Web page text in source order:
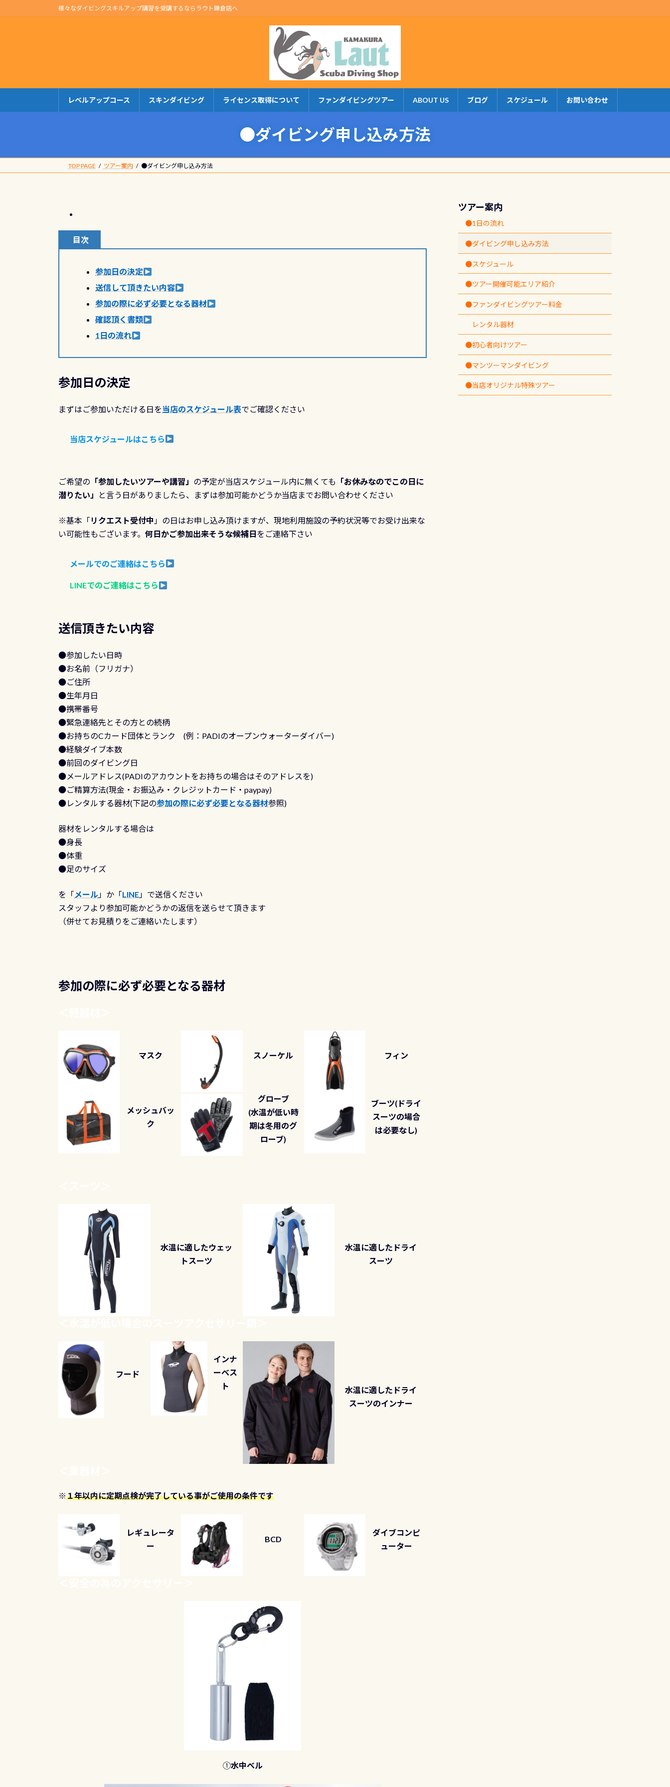
ン
キ
プ
ビ
に
動
様々なダイビングスキルアップ講習を受講するならラウト鎌倉店へ
レベルアップコース スキンダイビング ライセンス取得について ファンダイビングツアー ABOUT US ブログ スケジュール お問い合わせ
●ダイビング申し込み方法
TOP PAGE ツアー案内 ●ダイビング申し込み方法
目次
参加日の決定
送信して頂きたい内容
参加の際に必ず必要となる器材
確認頂く書類
1日の流れ
参加日の決定
まずはご参加いただける日を 当店のスケジュール表でご確認ください
当店スケジュールはこちら
ご希望の 「参加したいツアーや講習」 の予定が当店スケジュール内に無くても
「お休みなのでこの日に
潜りたい」
と言う日がありましたら、まずは参加可能かどうか当店までお問い合わせください
※基本「 リクエスト受付中 」の日はお申し込み頂けますが、現地利用施設の予約状況等でお受け出来な
い可能性もございます。 何日かご参加出来そうな候補日 をご連絡下さい
メールでのご連絡はこちら
LINEでのご連絡はこちら
送信頂きたい内容
●参加したい日時
●お名前（フリガナ）
●ご住所
●生年月日
●携帯番号
●緊急連絡先とその方との続柄
●お持ちのCカード団体とランク (例：PADIのオープンウォーターダイバー)
●経験ダイブ本数
●前回のダイビング日
●メールアドレス(PADIのアカウントをお持ちの場合はそのアドレスを)
●ご精算方法(現金・お振込み・クレジットカード・paypay)
●レンタルする器材(下記の参加の際に必ず必要となる器材参照)
器材をレンタルする場合は
●身長
●体重
●足のサイズ
を「 メール 」か「LINE 」で送信ください
スタッフより参加可能かどうかの返信を送らせて頂きます
（併せてお見積りをご連絡いたします）
参加の際に必ず必要となる器材
マスク スノーケル フィン
メッシュバッ
ク
グローブ
(水温が低い時
期は冬用のグ
ローブ)
ブーツ(ドライ
スーツの場合
は必要なし)
水温に適したウェッ
トスーツ
水温に適したドライ
スーツ
フード
インナ
ーベス
ト
水温に適したドライ
スーツのインナー
※１年以内に定期点検が完了している事がご使用の条件です
レギュレータ
ー
BCD
ダイブコンピ
ューター
①水中ベル
ツアー案内
●1日の流れ
●ダイビング申し込み方法
●スケジュール
●ツアー開催可能エリア紹介
●ファンダイビングツアー料金
レンタル器材
●初心者向けツアー
●マンツーマンダイビング
●当店オリジナル特殊ツアー